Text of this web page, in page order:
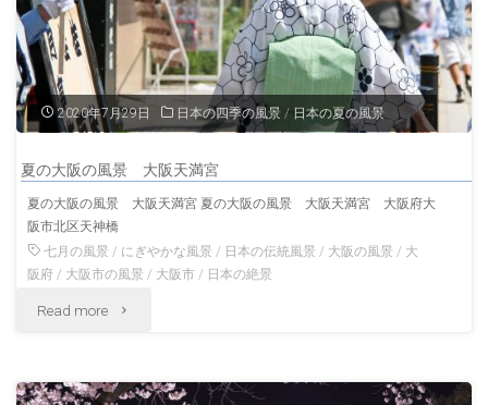
寺
横
丁
阪
の
風
景"
2020年7月29日 日本の四季の風景 / 日本の夏の風景
夏の大阪の風景 大阪天満宮
夏の大阪の風景 大阪天満宮 夏の大阪の風景 大阪天満宮 大阪府大
阪市北区天神橋
七月の風景 / にぎやかな風景 / 日本の伝統風景 / 大阪の風景 / 大
阪府 / 大阪市の風景 / 大阪市 / 日本の絶景
Read more "夏
大